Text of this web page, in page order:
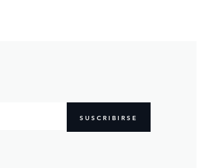
SUSCRIBIRSE